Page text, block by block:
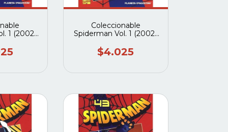
1 (2002-
Coleccionable
Spiderman Vol. 1 (2002-
deagostini)
$4.025